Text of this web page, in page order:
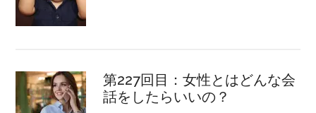
第227回目：女性とはどんな会
話をしたらいいの？